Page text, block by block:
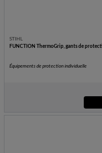
STIHL
FUNCTION ThermoGrip, gants de
Équipements de protection individuelle